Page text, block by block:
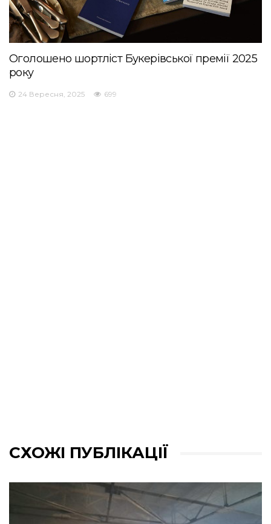
Оголошено шортліст Букерівської премії 2025
року
24 Вересня, 2025 699
СХОЖІ ПУБЛІКАЦІЇ